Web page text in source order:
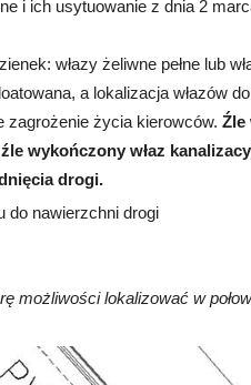
i ich usytuowanie z dnia 2
włazy żeliwne pełne lub
a lokalizacja włazów
zagrożenie życia kierowców. Źle
wykończony właz
drogi.
możliwości lokalizować w